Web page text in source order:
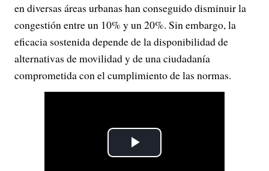
en diversas áreas urbanas han conseguido disminuir la
congestión entre un 10% y un 20%. Sin embargo, la
eficacia sostenida depende de la disponibilidad de
alternativas de movilidad y de una ciudadanía
comprometida con el cumplimiento de las normas.
P